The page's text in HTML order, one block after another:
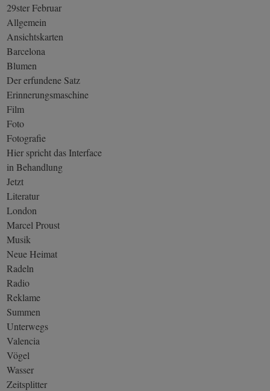
29ster Februar
Allgemein
Ansichtskarten
Barcelona
Blumen
Der erfundene Satz
Erinnerungsmaschine
Film
Foto
Fotografie
Hier spricht das Interface
in Behandlung
Jetzt
Literatur
London
Marcel Proust
Musik
Neue Heimat
Radeln
Radio
Reklame
Summen
Unterwegs
Valencia
Vögel
Wasser
Zeitsplitter